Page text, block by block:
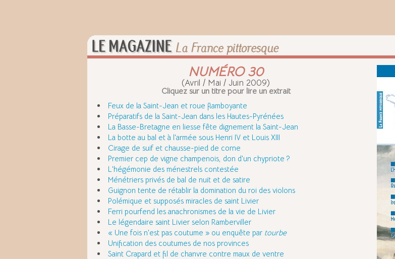
NUMÉRO 30
(Avril / Mai / Juin 2009)
Cliquez sur un titre pour lire un extrait
Feux de la Saint-Jean et roue flamboyante
Préparatifs de la Saint-Jean dans les Hautes-Pyrénées
La Basse-Bretagne en liesse fête dignement la Saint-Jean
La botte au bal et à l'armée sous Henri IV et Louis XIII
Cirage de suif et chausse-pied de corne
Premier cep de vigne champenois, don d'un chypriote ?
L'hégémonie des ménestrels contestée
Ménétriers privés de bal de nuit et de satire
Guignon tente de rétablir la domination du roi des violons
Polémique et supposés miracles de saint Livier
Ferri pourfend les anachronismes de la vie de Livier
Le légendaire saint Livier selon Ramberviller
« Une fois n'est pas coutume » ou enquête par tourbe
Unification des coutumes de nos provinces
Saint Crapard et fil de chanvre contre maux de ventre